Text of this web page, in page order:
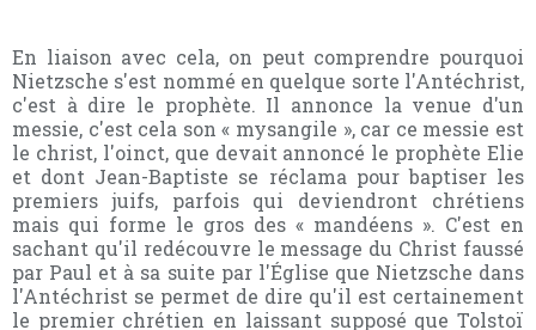
En liaison avec cela, on peut comprendre pourquoi
Nietzsche s'est nommé en quelque sorte l'Antéchrist,
c'est à dire le prophète. Il annonce la venue d'un
messie, c'est cela son « mysangile », car ce messie est
le christ, l'oinct, que devait annoncé le prophète Elie
et dont Jean-Baptiste se réclama pour baptiser les
premiers juifs, parfois qui deviendront chrétiens
mais qui forme le gros des « mandéens ». C'est en
sachant qu'il redécouvre le message du Christ faussé
par Paul et à sa suite par l'Église que Nietzsche dans
l'Antéchrist se permet de dire qu'il est certainement
le premier chrétien en laissant supposé que Tolstoï